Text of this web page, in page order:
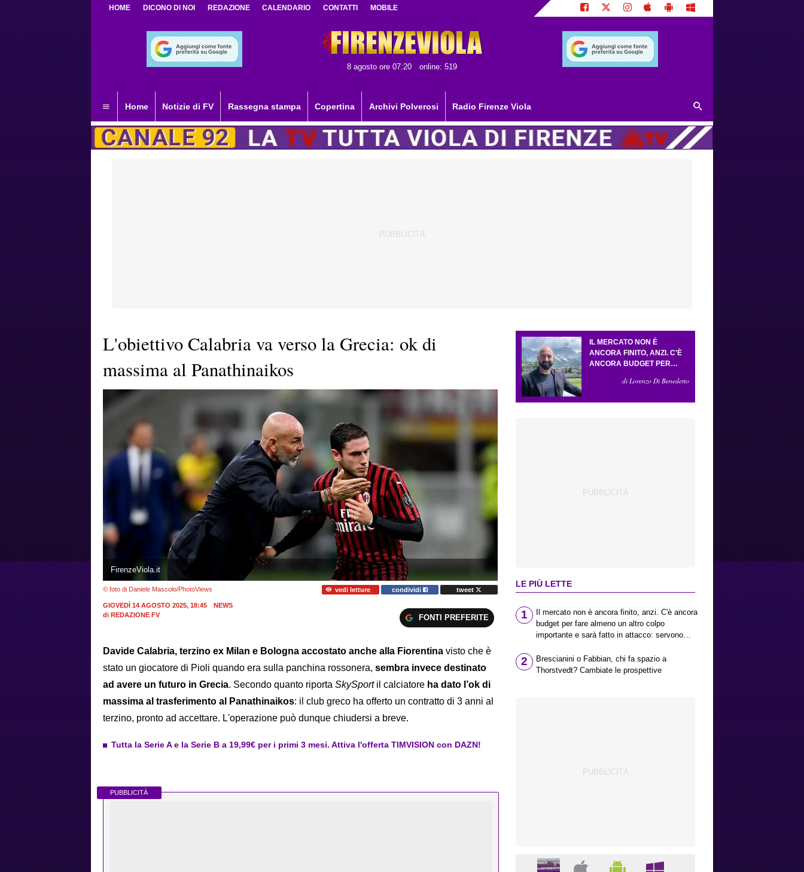
HOME DICONO DI NOI REDAZIONE CALENDARIO CONTATTI MOBILE
8 agosto ore 07:20 online: 519
Home Notizie di FV Rassegna stampa Copertina Archivi Polverosi Radio Firenze Viola
L'obiettivo Calabria va verso la Grecia: ok di
massima al Panathinaikos
FirenzeViola.it
© foto di Daniele Mascolo/PhotoViews vedi letture condividi tweet
GIOVEDÌ 14 AGOSTO 2025, 18:45
NEWS
di REDAZIONE FV FONTI PREFERITE
Davide Calabria, terzino ex Milan e Bologna accostato anche alla Fiorentina visto che è
stato un giocatore di Pioli quando era sulla panchina rossonera, sembra invece destinato
ad avere un futuro in Grecia. Secondo quanto riporta SkySportil calciatore ha dato l’ok di
massima al trasferimento al Panathinaikos: il club greco ha offerto un contratto di 3 anni al
terzino, pronto ad accettare. L'operazione può dunque chiudersi a breve.
Tutta la Serie A e la Serie B a 19,99€ per i primi 3 mesi. Attiva l'offerta TIMVISION con DAZN!
PUBBLICITÀ
IL MERCATO NON È
ANCORA FINITO, ANZI. C'È
ANCORA BUDGET PER
COLPO IMPORTANTE E
di Lorenzo Di Benedetto
LE PIÙ LETTE
1
Il mercato non è ancora finito, anzi. C'è ancora
budget per fare almeno un altro colpo
importante e sarà fatto in attacco: servono
il Bologna: caccia al giusto incastro
2
Brescianini o Fabbian, chi fa spazio a
Thorstvedt? Cambiate le prospettive